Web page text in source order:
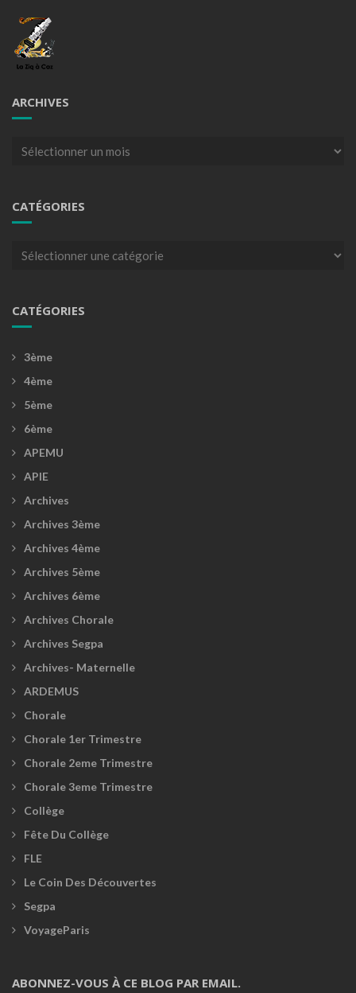
ARCHIVES
Archives
CATÉGORIES
Catégories
CATÉGORIES
3ème
4ème
5ème
6ème
APEMU
APIE
Archives
Archives 3ème
Archives 4ème
Archives 5ème
Archives 6ème
Archives Chorale
Archives Segpa
Archives- Maternelle
ARDEMUS
Chorale
Chorale 1er Trimestre
Chorale 2eme Trimestre
Chorale 3eme Trimestre
Collège
Fête Du Collège
FLE
Le Coin Des Découvertes
Segpa
VoyageParis
ABONNEZ-VOUS À CE BLOG PAR EMAIL.